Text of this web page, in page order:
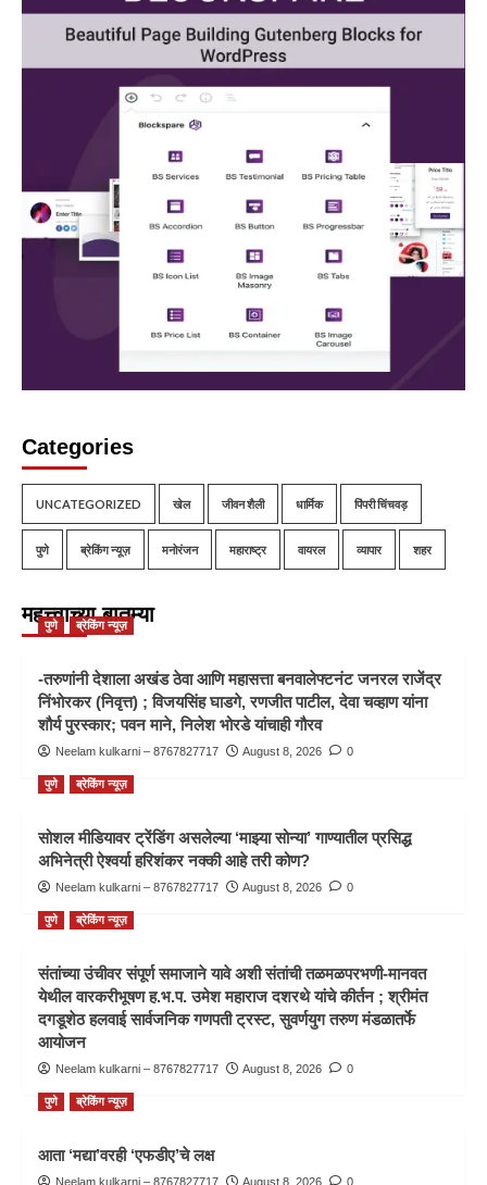
Categories
UNCATEGORIZED खेल जीवन शैली धार्मिक पिंपरी चिंचवड़
पुणे ब्रेकिंग न्यूज़ मनोरंजन महाराष्ट्र वायरल व्यापार शहर
महत्त्वाच्या बातम्या
पुणे ब्रेकिंग न्यूज़
-तरुणांनी देशाला अखंड ठेवा आणि महासत्ता बनवालेफ्टनंट जनरल राजेंद्र
निंभोरकर (निवृत्त) ; विजयसिंह घाडगे, रणजीत पाटील, देवा चव्हाण यांना
शौर्य पुरस्कार; पवन माने, निलेश भोरडे यांचाही गौरव
Neelam kulkarni – 8767827717 August 8, 2026 0
पुणे ब्रेकिंग न्यूज़
सोशल मीडियावर ट्रेंडिंग असलेल्या ‘माझ्या सोन्या’ गाण्यातील प्रसिद्ध
अभिनेत्री ऐश्वर्या हरिशंकर नक्की आहे तरी कोण?
Neelam kulkarni – 8767827717 August 8, 2026 0
पुणे ब्रेकिंग न्यूज़
संतांच्या उंचीवर संपूर्ण समाजाने यावे अशी संतांची तळमळपरभणी-मानवत
येथील वारकरीभूषण ह.भ.प. उमेश महाराज दशरथे यांचे कीर्तन ; श्रीमंत
दगडूशेठ हलवाई सार्वजनिक गणपती ट्रस्ट, सुवर्णयुग तरुण मंडळातर्फे
आयोजन
Neelam kulkarni – 8767827717 August 8, 2026 0
पुणे ब्रेकिंग न्यूज़
आता ‘मद्या’वरही ‘एफडीए’चे लक्ष
Neelam kulkarni – 8767827717 August 8, 2026 0